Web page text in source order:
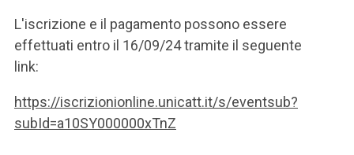
L'iscrizione e il pagamento possono essere
effettuati entro il 16/09/24 tramite il seguente
link:
https://iscrizionionline.unicatt.it/s/eventsub?
subId=a10SY000000xTnZ